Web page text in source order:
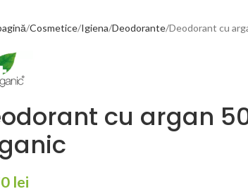
Cosmetice Igiena Deodorante Deodorant cu
cu argan
lei